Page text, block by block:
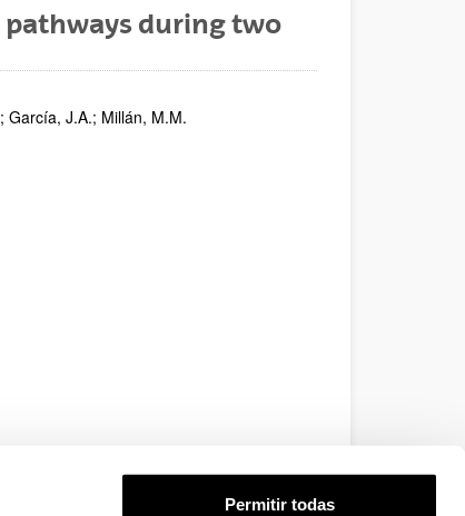
Permitir todas
during two
García, J.A.; Millán, M.M.